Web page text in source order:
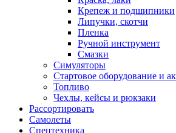
Крепеж и подшипники
Липучки, скотчи
Пленка
Ручной инструмент
Смазки
Симуляторы
Стартовое оборудование и
Топливо
Чехлы, кейсы и рюкзаки
Рассортировать
Самолеты
Спецтехника